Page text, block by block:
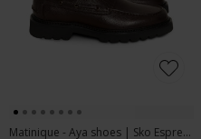
Matinique - Aya shoes | Sko Espresso